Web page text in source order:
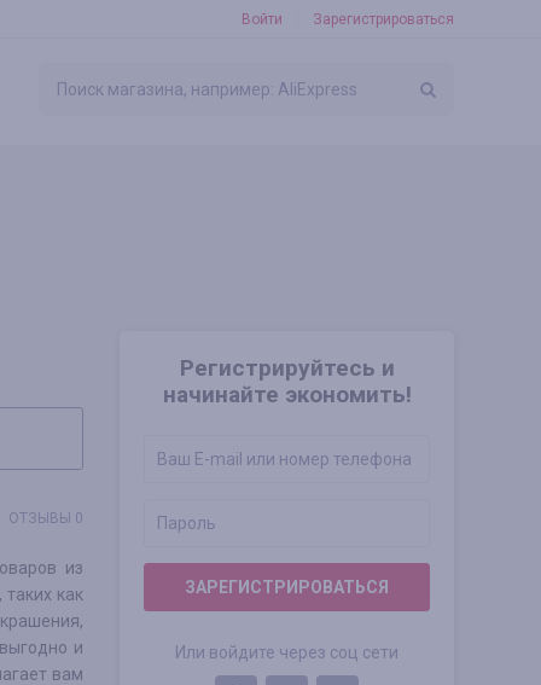
Войти Зарегистрироваться
Регистрируйтесь и
начинайте экономить!
ЗАРЕГИСТРИРОВАТЬСЯ
Или войдите через соц сети
ОТЗЫВЫ 0
из
как
и
вам